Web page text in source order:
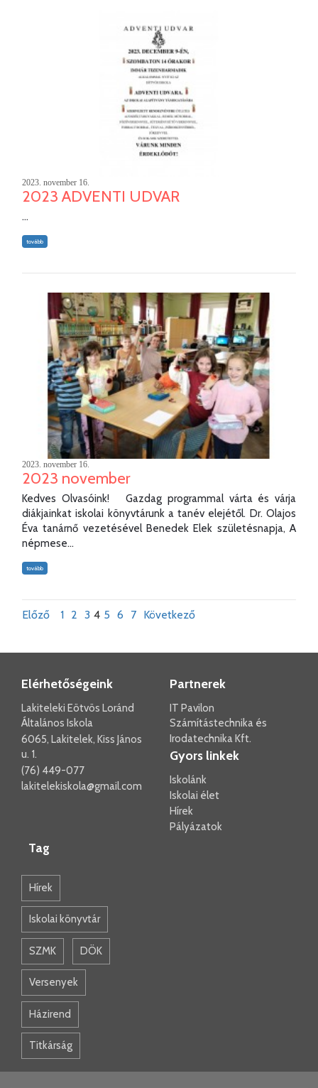
2023. november 16.
2023 ADVENTI UDVAR
...
tovább
2023. november 16.
2023 november
Kedves Olvasóink! Gazdag programmal várta és várja
diákjainkat iskolai könyvtárunk a tanév elejétől. Dr. Olajos
Éva tanárnő vezetésével Benedek Elek születésnapja, A
népmese...
tovább
Előző 1 2 3 4 5 6 7 Következő
Elérhetőségeink
Lakiteleki Eötvös Loránd
Általános Iskola
6065, Lakitelek, Kiss János
u. 1.
(76) 449-077
lakitelekiskola@gmail.com
Partnerek
IT Pavilon
Számítástechnika és
Irodatechnika Kft.
Gyors linkek
Iskolánk
Iskolai élet
Hírek
Pályázatok
Tag
Hírek
Iskolai könyvtár
SZMK DÖK
Versenyek
Házirend
Titkárság